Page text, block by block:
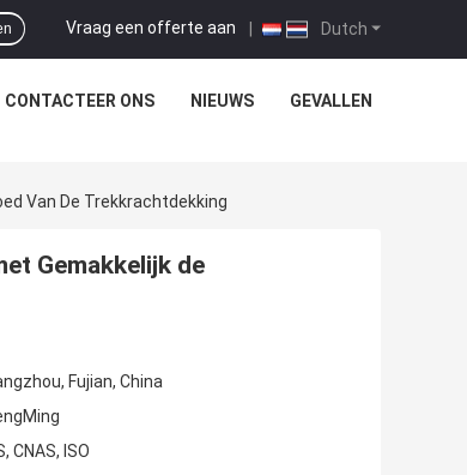
Dutch
Vraag een offerte aan |
CONTACTEER ONS NIEUWS GEVALLEN
Van De Trekkrachtdekking
Gemakkelijk de
Fujian, China
CNAS, ISO